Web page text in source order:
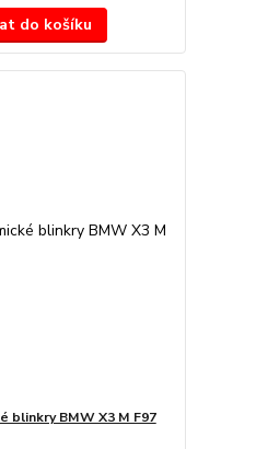
do košíku
blinkry BMW X3 M F97